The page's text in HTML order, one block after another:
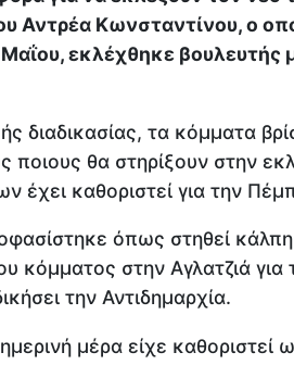
Αντρέα Κωνσταντίνου, ο
Μαΐου, εκλέχθηκε
διαδικασίας, τα κόμματα
ποιους θα στηρίξουν στην
έχει καθοριστεί για την
όπως στηθεί
κόμματος στην Αγλατζιά για
την Αντιδημαρχία.
μέρα είχε καθοριστεί